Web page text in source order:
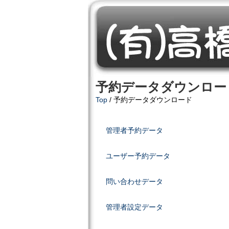
予約データダウンロ
Top / 予約データダウンロード
管理者予約データ
ユーザー予約データ
問い合わせデータ
管理者設定データ